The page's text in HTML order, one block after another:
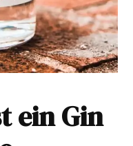
ein Gin